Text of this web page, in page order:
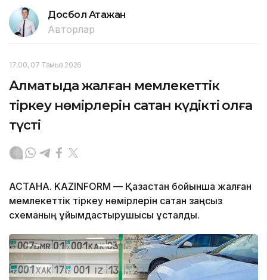
Досбол Атажан
Авторлар
17:00, 07 Тамыз 2026
Алматыда жалған мемлекеттік
тіркеу нөмірлерін сатқан күдікті қолға
түсті
АСТАНА. KAZINFORM — Қазақстан бойынша жалған
мемлекеттік тіркеу нөмірлерін сатқан заңсыз
схеманың ұйымдастырушысы ұсталды.